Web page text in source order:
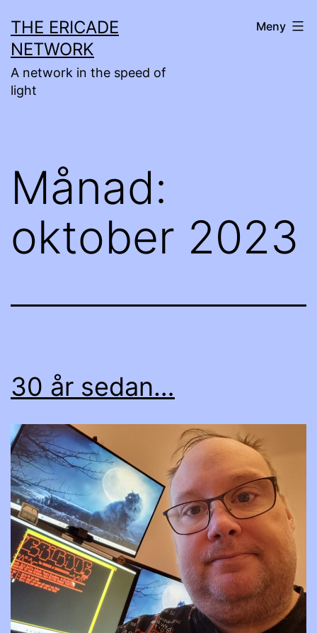
till
innehåll
THE ERICADE
NETWORK
A network in the speed of
light
Meny
Månad:
oktober 2023
30 år sedan…